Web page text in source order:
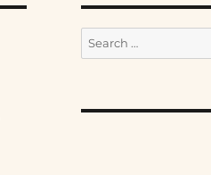
Search
for: